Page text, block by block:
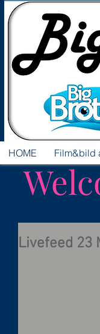
HOME Film&bild
Livefeed 23